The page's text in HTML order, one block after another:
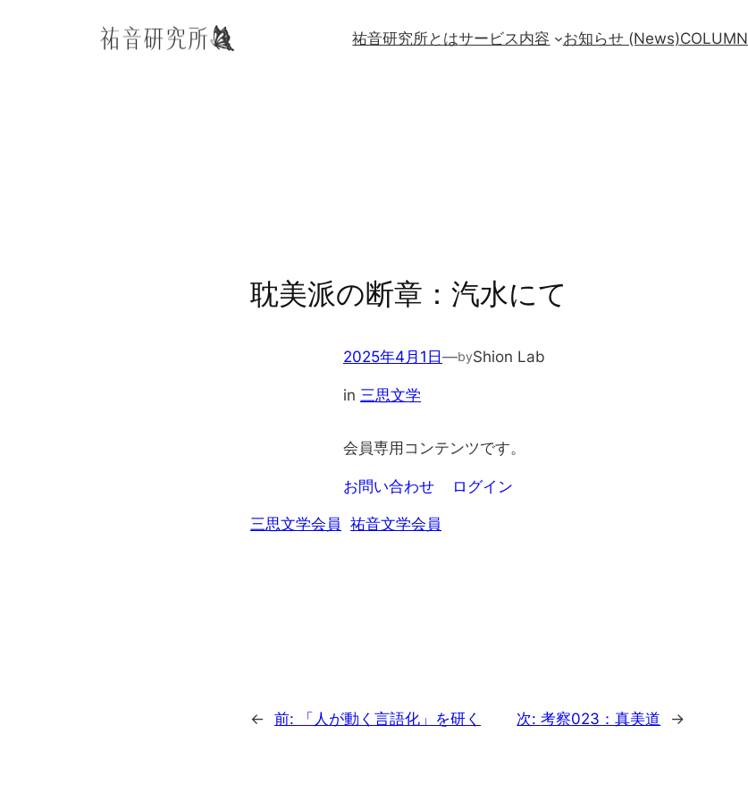
祐音研究所とはサービス内容 お知らせ (News)COLUMN
耽美派の断章：汽水にて
2025年4月1日 —byShion Lab
in 三思文学
会員専用コンテンツです。
お問い合わせ ログイン
三思文学会員 祐音文学会員
← 前: 「人が動く言語化」を研く 次:考察023：真美道 →